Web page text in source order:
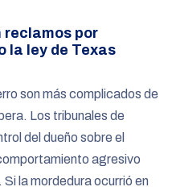
reclamos por
la ley de Texas
son más complicados de
Los tribunales de
del dueño sobre el
agresivo
la mordedura ocurrió en